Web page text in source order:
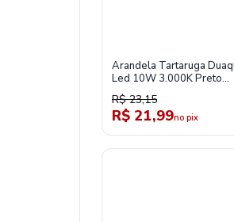
Arandela Tartaruga
Led 10W 3.000K Preto
Tl010323
R$ 23,15
R$ 21,99no pix